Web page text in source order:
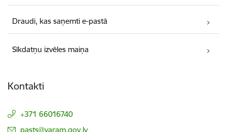
Draudi, kas saņemti e-pastā
Sīkdatņu izvēles maiņa
Kontakti
+371 66016740
E-pasts:
pasts@varam.gov.lv